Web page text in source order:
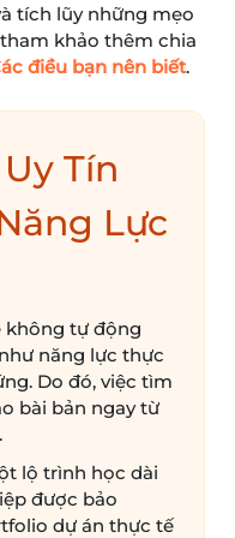
tích lũy những mẹo
khảo thêm chia
điều bạn nên biết.
Tín
Lực
không tự động
năng lực thực
Do đó, việc tìm
bài bản ngay từ
lộ trình học dài
được bảo
dự án thực tế